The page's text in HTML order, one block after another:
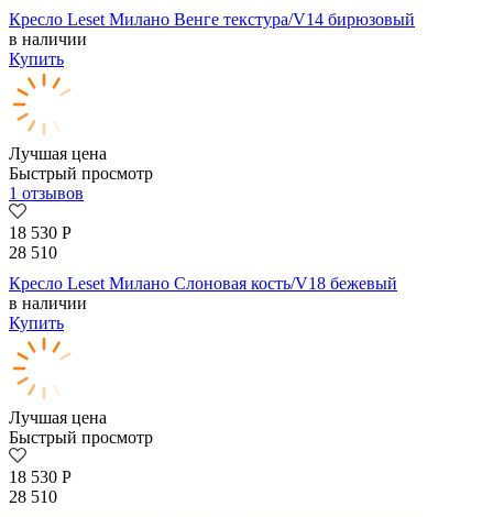
Кресло Leset Милано Венге текстура/V14 бирюзовый
в наличии
Купить
Лучшая цена
Быстрый просмотр
1 отзывов
18 530 Р
28 510
Кресло Leset Милано Слоновая кость/V18 бежевый
в наличии
Купить
Лучшая цена
Быстрый просмотр
18 530 Р
28 510